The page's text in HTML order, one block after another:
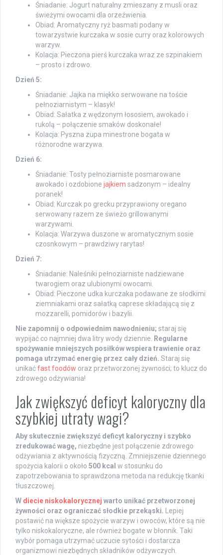
Śniadanie: Jogurt naturalny zmieszany z musli oraz
świeżymi owocami dla orzeźwienia.
Obiad: Aromatyczny ryż basmati podany w
towarzystwie kurczaka w sosie curry oraz kolorowych
warzyw.
Kolacja: Pieczona pierś kurczaka wraz ze szpinakiem
– prosto i zdrowo.
Dzień 5:
Śniadanie: Jajka na miękko serwowane na toście
pełnoziarnistym – klasyk!
Obiad: Sałatka z wędzonym łososiem, awokado i
rukolą – połączenie smaków doskonałe!
Kolacja: Pyszna zupa minestrone bogata w
różnorodne warzywa.
Dzień 6:
Śniadanie: Tosty pełnoziarniste posmarowane
awokado i ozdobione jajkiem sadzonym – idealny
poranek!
Obiad: Kurczak po grecku przyprawiony oregano
serwowany razem ze świeżo grillowanymi
warzywami.
Kolacja: Warzywa duszone w aromatycznym sosie
czosnkowym – prawdziwy rarytas!
Dzień 7:
Śniadanie: Naleśniki pełnoziarniste nadziewane
twarogiem oraz ulubionymi owocami.
Obiad: Pieczone udka kurczaka podawane ze słodkimi
ziemniakami oraz sałatką caprese składającą się z
mozzarelli, pomidorów i bazylii.
Nie zapomnij o odpowiednim nawodnieniu; staraj się
wypijać co najmniej dwa litry wody dziennie.
Regularne
spożywanie mniejszych posiłków wspiera trawienie oraz
pomaga utrzymać energię przez cały dzień. Staraj się
unikaćfast foodów oraz przetworzonej żywności; to klucz do
zdrowego odżywiania!
Jak zwiększyć deficyt kaloryczny dla
szybkiej utraty wagi?
Aby skutecznie zwiększyć deficyt kaloryczny i szybko
zredukować wagę, niezbędne jest połączenie zdrowego
odżywiania z aktywnością fizyczną. Zmniejszenie dziennego
spożycia kalorii o około 500 kcal w stosunku do
zapotrzebowania to sprawdzona metoda na redukcję tkanki
tłuszczowej.
W diecie niskokalorycznej warto unikać przetworzonej
żywności oraz ograniczać słodkie przekąski. Lepiej
postawić na większe spożycie warzyw i owoców, które są nie
tylko niskokaloryczne, ale również bogate w błonnik. Taki
wybór pomaga utrzymać uczucie sytości i dostarcza
organizmowi niezbędnych składników odżywczych.